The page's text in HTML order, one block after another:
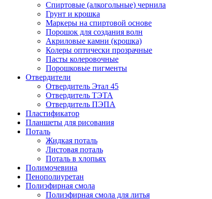
Спиртовые (алкогольные) чернила
Грунт и крошка
Маркеры на спиртовой основе
Порошок для создания волн
Акриловые камни (крошка)
Колеры оптически прозрачные
Пасты колеровочные
Порошковые пигменты
Отвердители
Отвердитель Этал 45
Отвердитель ТЭТА
Отвердитель ПЭПА
Пластификатор
Планшеты для рисования
Поталь
Жидкая поталь
Листовая поталь
Поталь в хлопьях
Полимочевина
Пенополиуретан
Полиэфирная смола
Полиэфирная смола для литья